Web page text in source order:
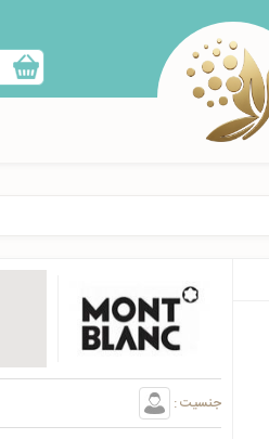
جنسیت :